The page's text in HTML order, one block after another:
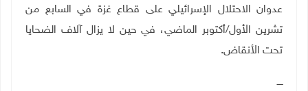
عدوان الاحتلال الإسرائيلي على قطاع غزة في السابع من
تشرين الأول/أكتوبر الماضي، في حين لا يزال آلاف الضحايا
تحت الأنقاض.
ــــ